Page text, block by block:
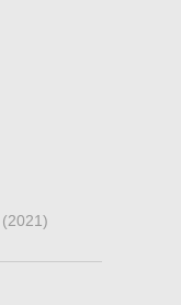
(2021)